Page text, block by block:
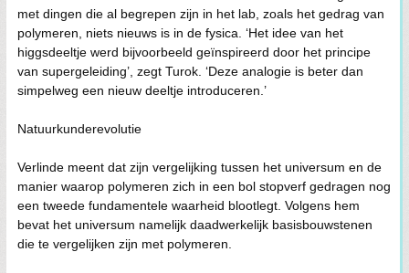
met dingen die al begrepen zijn in het lab, zoals het gedrag van
polymeren, niets nieuws is in de fysica. ‘Het idee van het
higgsdeeltje werd bijvoorbeeld geïnspireerd door het principe
van supergeleiding’, zegt Turok. ‘Deze analogie is beter dan
simpelweg een nieuw deeltje introduceren.’
Natuurkunderevolutie
Verlinde meent dat zijn vergelijking tussen het universum en de
manier waarop polymeren zich in een bol stopverf gedragen nog
een tweede fundamentele waarheid blootlegt. Volgens hem
bevat het universum namelijk daadwerkelijk basisbouwstenen
die te vergelijken zijn met polymeren.